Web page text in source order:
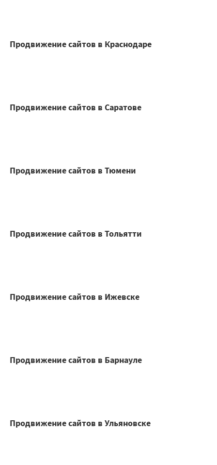
Продвижение сайтов в Краснодаре
Продвижение сайтов в Саратове
Продвижение сайтов в Тюмени
Продвижение сайтов в Тольятти
Продвижение сайтов в Ижевске
Продвижение сайтов в Барнауле
Продвижение сайтов в Ульяновске